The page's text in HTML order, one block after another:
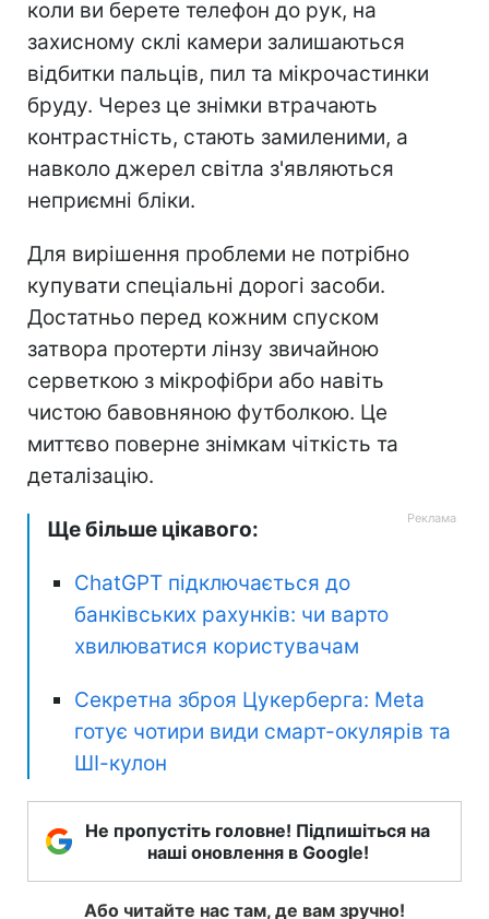
коли ви берете телефон до рук, на
захисному склі камери залишаються
відбитки пальців, пил та мікрочастинки
бруду. Через це знімки втрачають
контрастність, стають замиленими, а
навколо джерел світла з'являються
неприємні бліки.
Для вирішення проблеми не потрібно
купувати спеціальні дорогі засоби.
Достатньо перед кожним спуском
затвора протерти лінзу звичайною
серветкою з мікрофібри або навіть
чистою бавовняною футболкою. Це
миттєво поверне знімкам чіткість та
деталізацію.
Ще більше цікавого:
ChatGPT підключається до
банківських рахунків: чи варто
хвилюватися користувачам
Секретна зброя Цукерберга: Meta
готує чотири види смарт-окулярів та
ШІ-кулон
Не пропустіть головне! Підпишіться на
наші оновлення в Google!
Або читайте нас там, де вам зручно!